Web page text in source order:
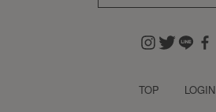
TOP LOGIN